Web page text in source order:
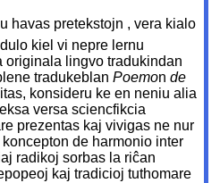
havas pretekstojn , vera kialo
kiel vi nepre lernu
originala lingvo tradukindan
tradukeblanPoemonde
konsideru ke en neniu alia
versa sciencfikcia
prezentas kaj vivigas ne nur
de harmonio inter
radikoj sorbas la riĉan
kaj tradicioj tuthomare